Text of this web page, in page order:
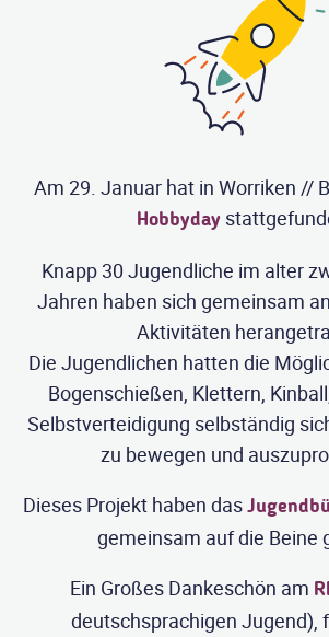
Am 29. Januar hat in Worriken //
Hobbyday
Knapp 30 Jugendliche im alter
Jahren haben sich gemeinsam
Aktivitäten
Die Jugendlichen hatten die
Bogenschießen, Klettern,
Selbstverteidigung selbständig
zu bewegen und
Dieses Projekt haben das
gemeinsam auf die Beine
Ein Großes Dankeschön am
deutschsprachigen Jugend),